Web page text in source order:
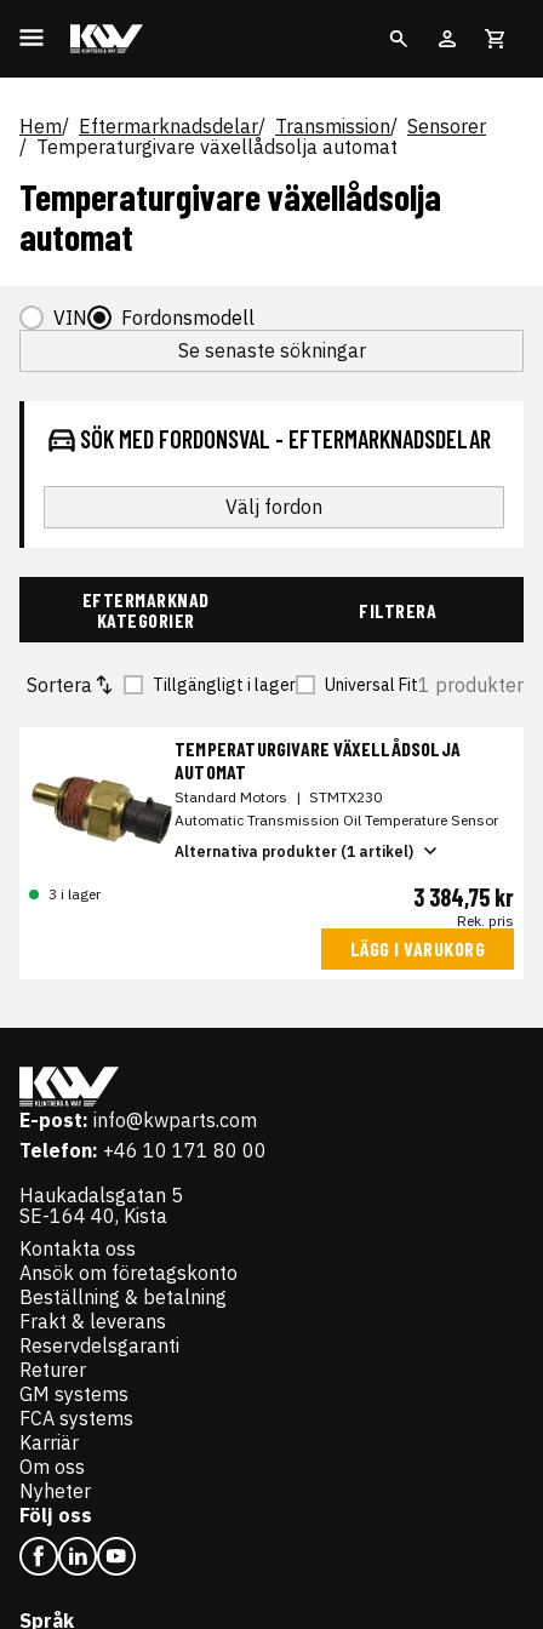
Hem Eftermarknadsdelar Transmission
Sensorer
Temperaturgivare växellådsolja automat
Temperaturgivare växellådsolja
automat
VIN
Fordonsmodell
Se senaste sökningar
SÖK MED FORDONSVAL - EFTERMARKNADSDELAR
Välj fordon
EFTERMARKNAD
KATEGORIER
FILTRERA
Sortera Tillgängligt i lager Universal Fit1 produkter
TEMPERATURGIVARE VÄXELLÅDSOLJA
AUTOMAT
Standard Motors | STMTX230
Automatic Transmission Oil Temperature Sensor
Alternativa produkter (1 artikel)
3 i lager 3 384,75 kr
Rek. pris
LÄGG I VARUKORG
E-post: info@kwparts.com
Telefon: +46 10 171 80 00
Haukadalsgatan 5
SE-164 40, Kista
Kontakta oss
Ansök om företagskonto
Beställning & betalning
Frakt & leverans
Reservdelsgaranti
Returer
GM systems
FCA systems
Karriär
Om oss
Nyheter
Följ oss
Språk